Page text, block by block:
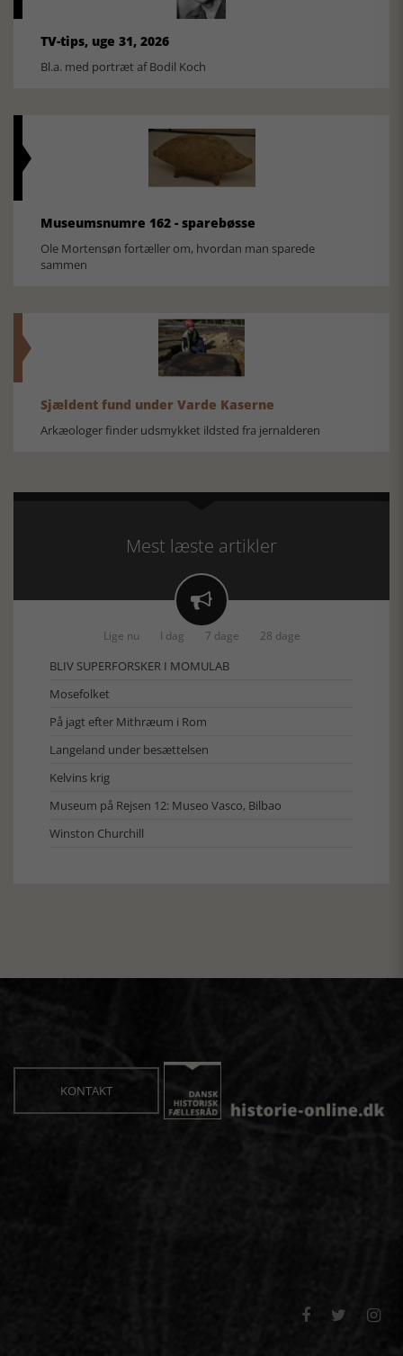
TV-tips, uge 31, 2026
Bl.a. med portræt af Bodil Koch
Museumsnumre 162 - sparebøsse
Ole Mortensøn fortæller om, hvordan man sparede
sammen
Sjældent fund under Varde Kaserne
Arkæologer finder udsmykket ildsted fra jernalderen
Mest læste artikler

Lige nu I dag 7 dage 28 dage
BLIV SUPERFORSKER I MOMULAB
Mosefolket
På jagt efter Mithræum i Rom
Langeland under besættelsen
Kelvins krig
Museum på Rejsen 12: Museo Vasco, Bilbao
Winston Churchill
KONTAKT
  